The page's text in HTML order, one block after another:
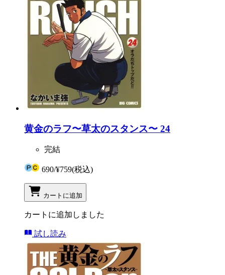
黄金のラフ〜草太のスタンス〜 24
完結
690/¥759(税込)
カートに追加
カートに追加しました
試し読み